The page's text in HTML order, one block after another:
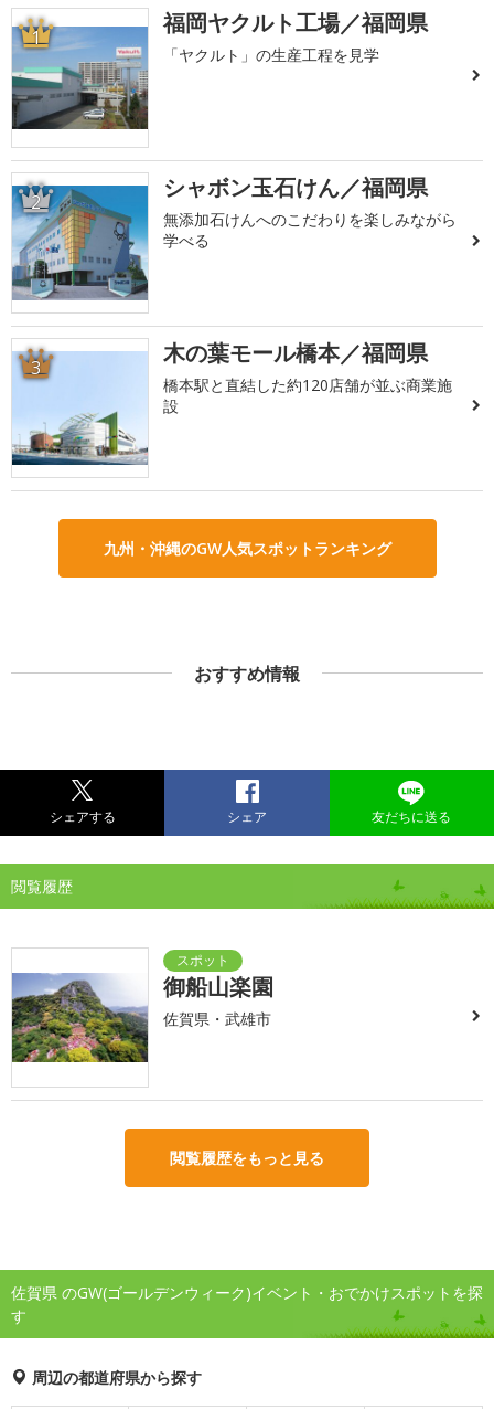
1 福岡ヤクルト工場／福岡県
「ヤクルト」の生産工程を見学
2 シャボン玉石けん／福岡県
無添加石けんへのこだわりを楽しみながら
学べる
3 木の葉モール橋本／福岡県
橋本駅と直結した約120店舗が並ぶ商業施
設
九州・沖縄のGW人気スポットランキング
おすすめ情報
シェアする シェア 友だちに送る
閲覧履歴
御船山楽園
佐賀県・武雄市
閲覧履歴をもっと見る
佐賀県 のGW(ゴールデンウィーク)イベント・おでかけスポットを探
す
周辺の都道府県から探す